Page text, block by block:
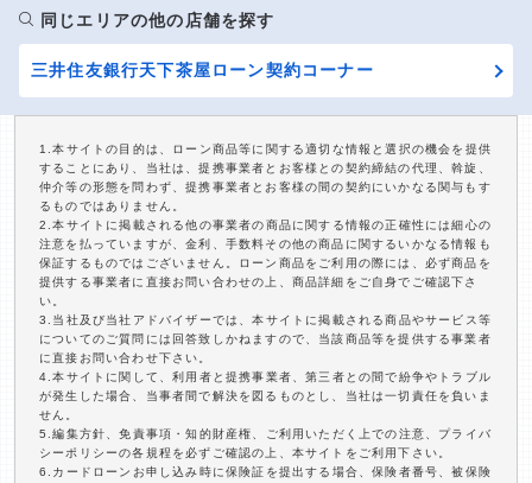
同じエリアの他の店舗を探す
三井住友銀行天下茶屋ローン契約コーナー
1.本サイトの目的は、ローン商品等に関する適切な情報と選択の機会を提供
することにあり、当社は、提携事業者とお客様との契約締結の代理、斡旋、
仲介等の形態を問わず、提携事業者とお客様の間の契約にいかなる関与もす
るものではありません。
2.本サイトに掲載される他の事業者の商品に関する情報の正確性には細心の
注意を払っていますが、金利、手数料その他の商品に関するいかなる情報も
保証するものではございません。ローン商品をご利用の際には、必ず商品を
提供する事業者に直接お問い合わせの上、商品詳細をご自身でご確認下さ
い。
3.当社及び当社アドバイザーでは、本サイトに掲載される商品やサービス等
についてのご質問には回答致しかねますので、当該商品等を提供する事業者
に直接お問い合わせ下さい。
4.本サイトに関して、利用者と提携事業者、第三者との間で紛争やトラブル
が発生した場合、当事者間で解決を図るものとし、当社は一切責任を負いま
せん。
5.編集方針、免責事項・知的財産権、ご利用いただく上での注意、プライバ
シーポリシーの各規程を必ずご確認の上、本サイトをご利用下さい。
6.カードローンお申し込み時に保険証を提出する場合、保険者番号、被保険